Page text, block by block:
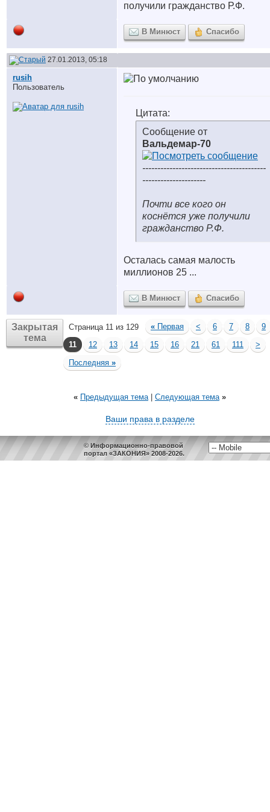
получили гражданство Р.Ф.
В Минюст Спасибо
27.01.2013, 05:18
rusih
Пользователь
Цитата:
Сообщение от
Вальдемар-70
-----------------------------------------
---------------------
Почти все кого он
коснётся уже получили
гражданство Р.Ф.
Осталась самая малость
миллионов 25 ...
В Минюст Спасибо
Закрытая
тема
Страница 11 из 129 « Первая < 6 7 8
9
11
12 13 14 15 16 21 61 111
>
Последняя »
« Предыдущая тема| Следующая тема »
Ваши права в разделе
© Информационно-правовой
портал «ЗАКОНИЯ» 2008-2026.